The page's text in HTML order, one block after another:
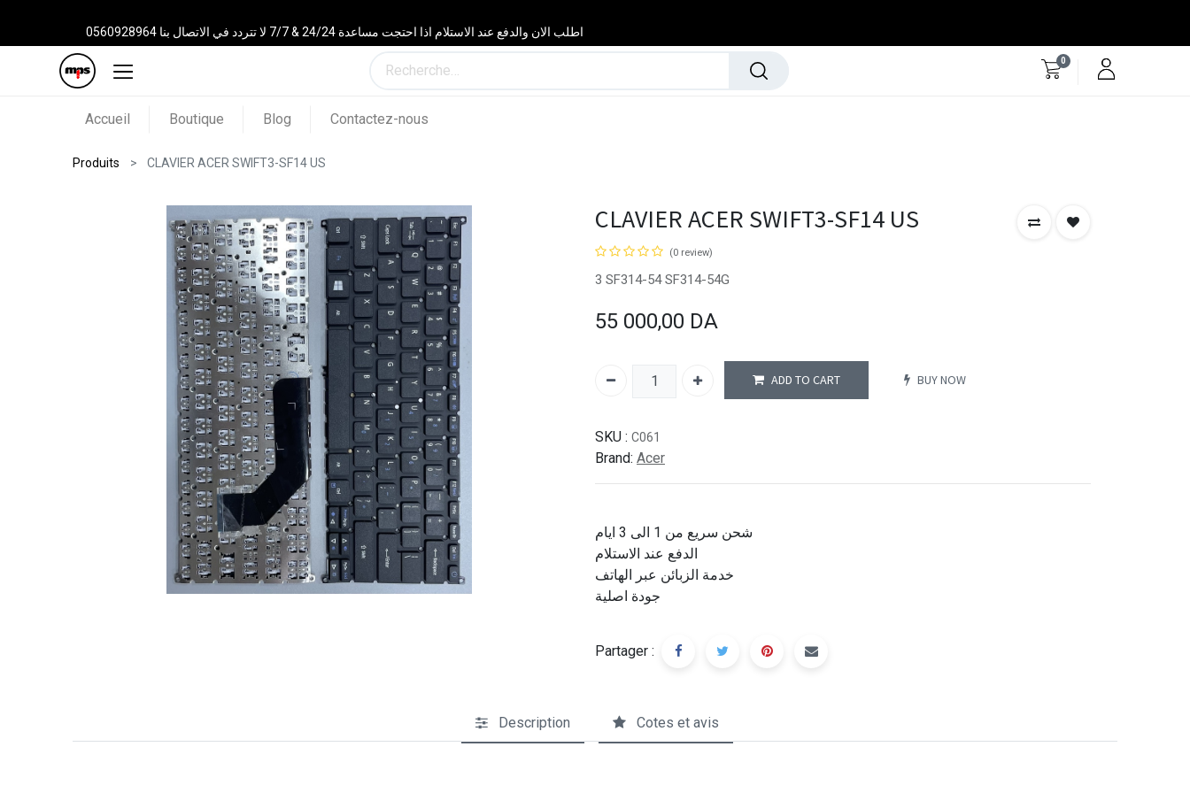
اطلب الان والدفع عند الاستلام اذا احتجت مساعدة 24/24 & 7/7 لا تتردد في الاتصال بنا 0560928964
0
Accueil Boutique Blog Contactez-nous
Produits CLAVIER ACER SWIFT3-SF14 US
CLAVIER ACER SWIFT3-SF14 US
(0 review)
3 SF314-54 SF314-54G
55 000,00 DA
ADD TO CART BUY NOW
SKU : C061
Brand: Acer
شحن سريع من 1 الى 3 ايام
الدفع عند الاستلام
خدمة الزبائن عبر الهاتف
جودة اصلية
Partager :
Description Cotes et avis